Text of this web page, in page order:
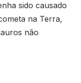
sido causado
na Terra,
não